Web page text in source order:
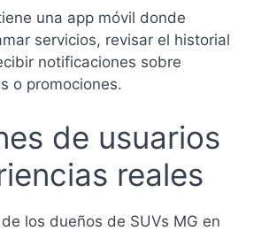
una app móvil donde
servicios, revisar el historial
notificaciones sobre
o promociones.
de usuarios
reales
los dueños de SUVs MG en